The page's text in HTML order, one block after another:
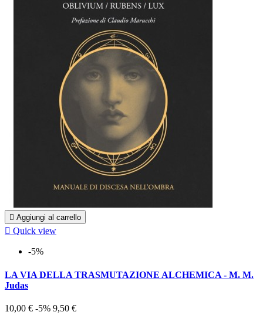
 Aggiungi al carrello
 Quick view
-5%
LA VIA DELLA TRASMUTAZIONE ALCHEMICA - M. M.
Judas
10,00 € -5% 9,50 €